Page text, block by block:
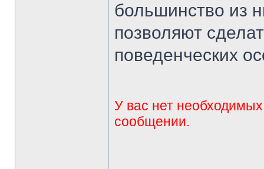
большинство из
позволяют
поведенческих
У вас нет
сообщении.